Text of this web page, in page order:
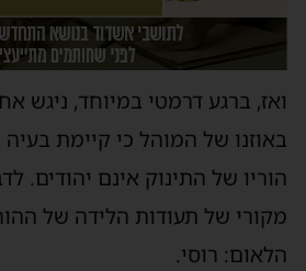
ברגע דרמטי במיוחד, ניגש
של המוהל כי קיימת בעיה
של התינוק אינם יהודים.
של תעודות הלידה של
רוסי.